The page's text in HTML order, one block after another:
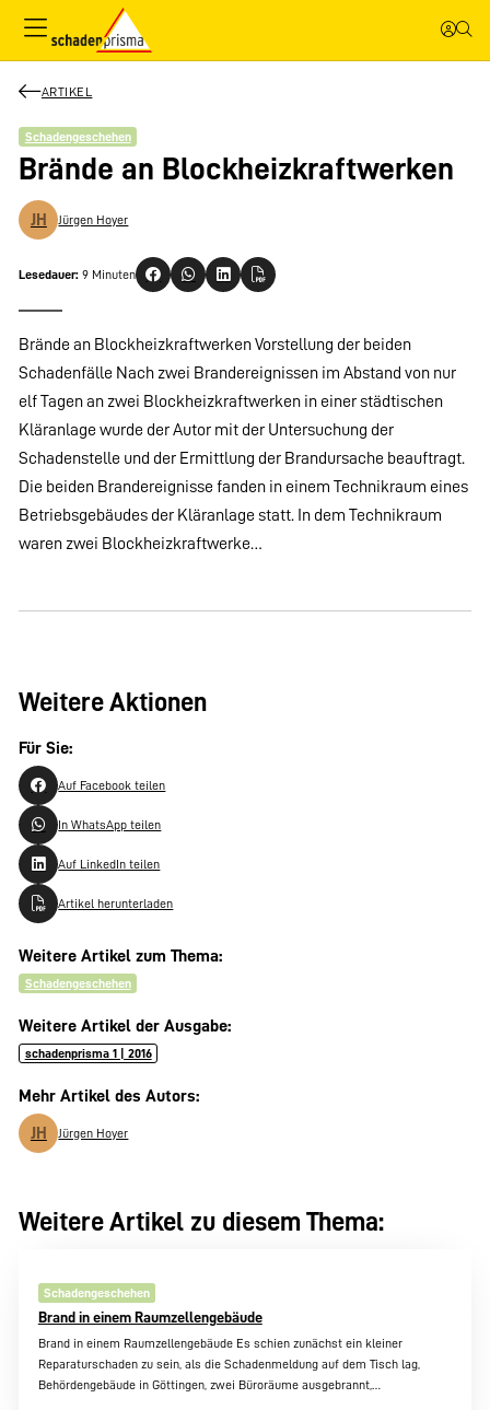
ARTIKEL
Schadengeschehen
Brände an Blockheizkraftwerken
JH Jürgen Hoyer
Lesedauer: 9 Minuten
Brände an Blockheizkraftwerken Vorstellung der beiden
Schadenfälle Nach zwei Brandereignissen im Abstand von nur
elf Tagen an zwei Blockheizkraftwerken in einer städtischen
Kläranlage wurde der Autor mit der Untersuchung der
Schadenstelle und der Ermittlung der Brandursache beauftragt.
Die beiden Brandereignisse fanden in einem Technikraum eines
Betriebsgebäudes der Kläranlage statt. In dem Technikraum
waren zwei Blockheizkraftwerke…
Weitere Aktionen
Für Sie:
Auf Facebook teilen
In WhatsApp teilen
Auf LinkedIn teilen
Artikel herunterladen
Weitere Artikel zum Thema:
Schadengeschehen
Weitere Artikel der Ausgabe:
schadenprisma 1 | 2016
Mehr Artikel des Autors:
JH Jürgen Hoyer
Weitere Artikel zu diesem Thema:
Schadengeschehen
Brand in einem Raumzellengebäude
Brand in einem Raumzellengebäude Es schien zunächst ein kleiner
Reparaturschaden zu sein, als die Schadenmeldung auf dem Tisch lag,
Behördengebäude in Göttingen, zwei Büroräume ausgebrannt,…